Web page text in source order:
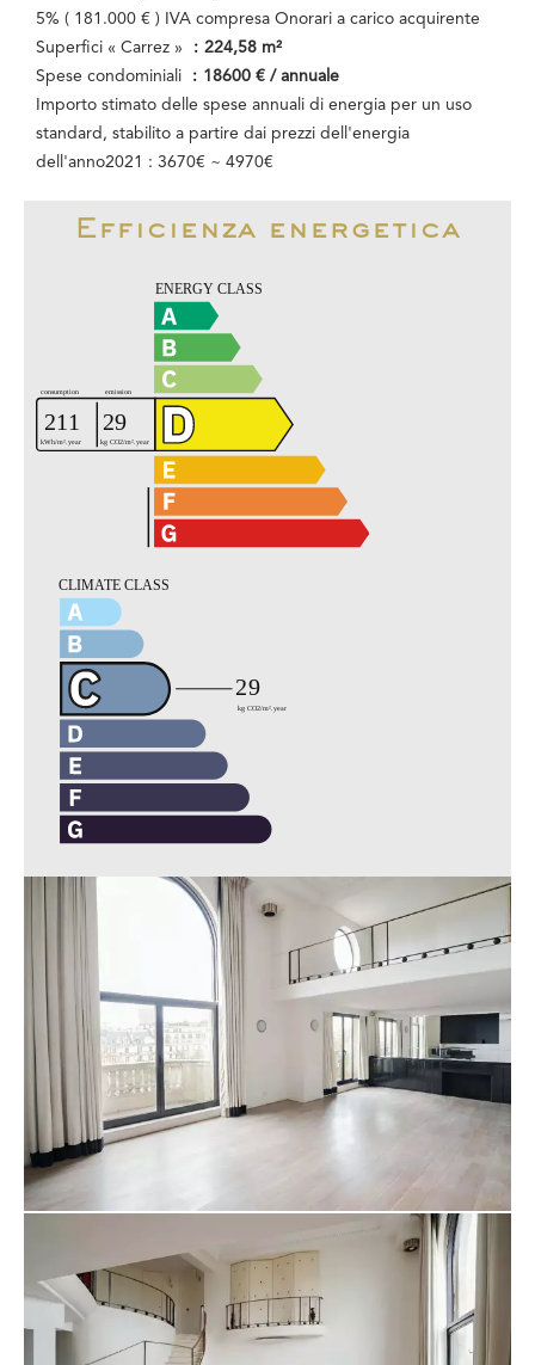
5% ( 181.000 € ) IVA compresa Onorari a carico acquirente
Superfici « Carrez »
224,58 m²
Spese condominiali
18600 € / annuale
Importo stimato delle spese annuali di energia per un uso
standard, stabilito a partire dai prezzi dell'energia
dell'anno2021 : 3670€ ~ 4970€
Efficienza energetica